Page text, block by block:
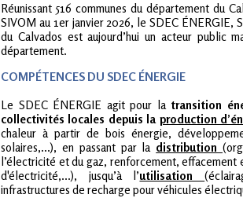
Réunissant 516 communes du département du
SIVOM au 1er janvier 2026, le SDEC ÉNERGIE,
du Calvados est aujourd’hui un acteur public
département.
COMPÉTENCES DU SDEC ÉNERGIE
Le SDEC ÉNERGIE agit pour latransition
collectivités locales depuis la production
chaleur à partir de bois énergie,
solaires,...), en passant par la distribution
l’électricité et du gaz, renforcement, effacement
d'électricité,...), jusqu’à
l’utilisation
infrastructures de recharge pour véhicules